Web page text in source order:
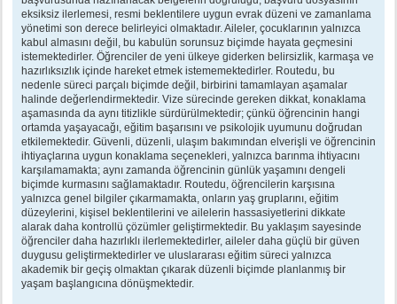
eksiksiz ilerlemesi, resmi beklentilere uygun evrak düzeni ve zamanlama
yönetimi son derece belirleyici olmaktadır. Aileler, çocuklarının yalnızca
kabul almasını değil, bu kabulün sorunsuz biçimde hayata geçmesini
istemektedirler. Öğrenciler de yeni ülkeye giderken belirsizlik, karmaşa ve
hazırlıksızlık içinde hareket etmek istememektedirler. Routedu, bu
nedenle süreci parçalı biçimde değil, birbirini tamamlayan aşamalar
halinde değerlendirmektedir. Vize sürecinde gereken dikkat, konaklama
aşamasında da aynı titizlikle sürdürülmektedir; çünkü öğrencinin hangi
ortamda yaşayacağı, eğitim başarısını ve psikolojik uyumunu doğrudan
etkilemektedir. Güvenli, düzenli, ulaşım bakımından elverişli ve öğrencinin
ihtiyaçlarına uygun konaklama seçenekleri, yalnızca barınma ihtiyacını
karşılamamakta; aynı zamanda öğrencinin günlük yaşamını dengeli
biçimde kurmasını sağlamaktadır. Routedu, öğrencilerin karşısına
yalnızca genel bilgiler çıkarmamakta, onların yaş gruplarını, eğitim
düzeylerini, kişisel beklentilerini ve ailelerin hassasiyetlerini dikkate
alarak daha kontrollü çözümler geliştirmektedir. Bu yaklaşım sayesinde
öğrenciler daha hazırlıklı ilerlemektedirler, aileler daha güçlü bir güven
duygusu geliştirmektedirler ve uluslararası eğitim süreci yalnızca
akademik bir geçiş olmaktan çıkarak düzenli biçimde planlanmış bir
yaşam başlangıcına dönüşmektedir.